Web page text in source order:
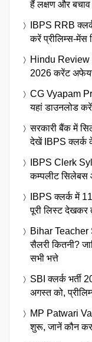
हैं लक्षण और
IBPS RRB
करें प्रीलिम्स-
Hindu Review
2026 करेंट
CG Vyapam
यहां डाउनलोड
सरकारी बैंक में
देखें IBPS क्लर्क
IBPS Clerk
कम्पलीट सिलेबस
IBPS क्लर्क में
पूरी लिस्ट देखकर
Bihar Teacher
सैलरी कितनी?
सभी भत्ते
SBI क्लर्क भर्ती
अगस्त को,
MP Patwari
शुरू, जानें कौन